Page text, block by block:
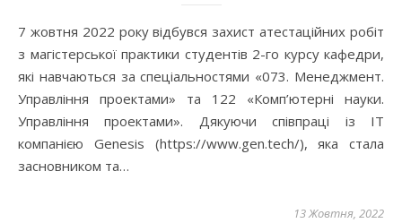
7 жовтня 2022 року відбувся захист атестаційних робіт
з магістерської практики студентів 2-го курсу кафедри,
які навчаються за спеціальностями «073. Менеджмент.
Управління проектами» та 122 «Комп’ютерні науки.
Управління проектами». Дякуючи співпраці із ІТ
компанією Genesis (https://www.gen.tech/), яка стала
засновником та…
13 Жовтня, 2022